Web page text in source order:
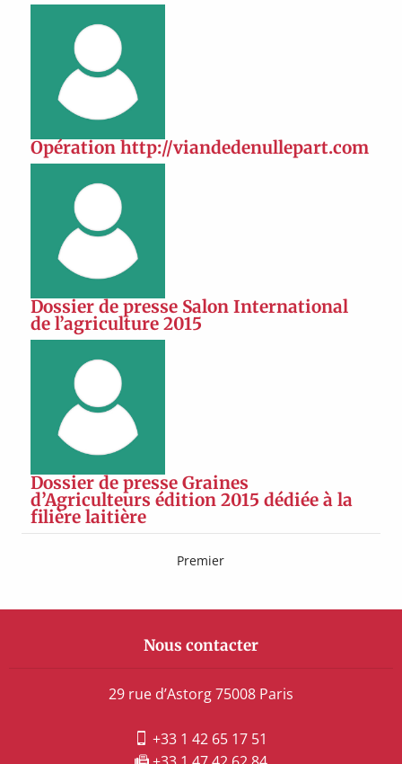
Opération http://viandedenullepart.com
Dossier de presse Salon International
de l’agriculture 2015
Dossier de presse Graines
d’Agriculteurs édition 2015 dédiée à la
filière laitière
Premier
Nous contacter
29 rue d’Astorg 75008 Paris
+33 1 42 65 17 51